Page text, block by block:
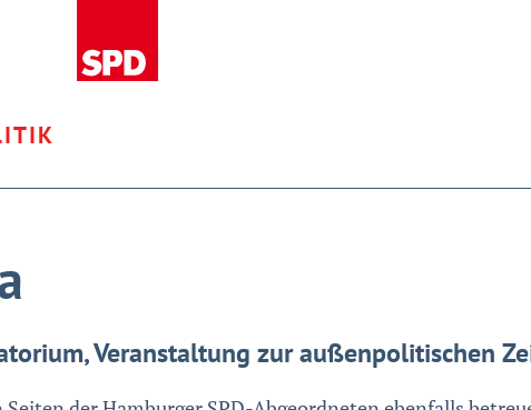
Veranstaltung zur außenpolitischen